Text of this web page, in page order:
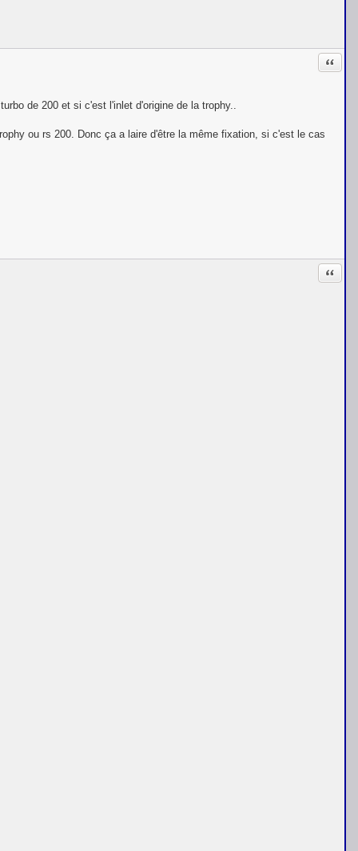
de 200 et si c'est l'inlet d'origine de la trophy..
ou rs 200. Donc ça a laire d'être la même fixation, si c'est le cas